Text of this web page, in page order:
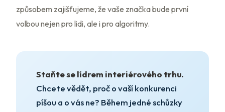
způsobem zajišťujeme, že vaše značka bude první
volbou nejen pro lidi, ale i pro algoritmy.
Staňte se lídrem interiérového trhu.
Chcete vědět, proč o vaší konkurenci
píšou a o vás ne? Během jedné schůzky